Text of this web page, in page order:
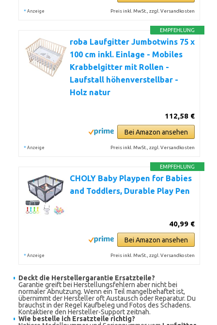
* Anzeige Preis inkl. MwSt., zzgl. Versandkosten
EMPFEHLUNG
roba Laufgitter Jumbotwins 75 x
100 cm inkl. Einlage - Mobiles
Krabbelgitter mit Rollen -
Laufstall höhenverstellbar -
Holz natur
112,58 €
Bei Amazon ansehen
* Anzeige Preis inkl. MwSt., zzgl. Versandkosten
EMPFEHLUNG
CHOLY Baby Playpen for Babies
and Toddlers, Durable Play Pen
40,99 €
Bei Amazon ansehen
* Anzeige Preis inkl. MwSt., zzgl. Versandkosten
Deckt die Herstellergarantie Ersatzteile?
Garantie greift bei Herstellungsfehlern aber nicht bei
normaler Abnutzung. Wenn ein Teil mangelbehaftet ist,
übernimmt der Hersteller oft Austausch oder Reparatur. Du
brauchst in der Regel Kaufbeleg und Fotos des Schadens.
Kontaktiere den Hersteller-Support zeitnah.
Wie bestelle ich Ersatzteile richtig?